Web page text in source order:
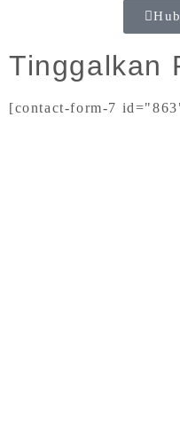
Tinggalkan
[contact-form-7